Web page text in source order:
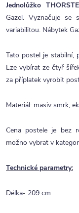
Jednolůžko
Gazel. Vyznačuje se
variabilitou. Nábytek
Tato postel je stabilní,
Lze vybírat ze čtyř
za příplatek vyrobit
Materiál: masiv smrk,
Cena postele je bez
možno vybrat v
Technické parametry:
Délka- 209 cm